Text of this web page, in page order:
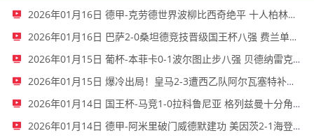
2026年01月16日 德甲-克劳德世界波柳比西奇绝平 十人柏林联合1-1奥格斯堡
2026年01月16日 巴萨2-0桑坦德竞技晋级国王杯八强 费兰单刀球破门亚马尔建功
2026年01月15日 葡杯-本菲卡0-1波尔图止步八强 贝德纳雷克制胜帕夫利季斯失良机
2026年01月15日 爆冷出局！皇马2-3遭西乙队阿尔瓦塞特补时绝杀 无缘国王杯8强
2026年01月14日 国王杯-马竞1-0拉科鲁尼亚 格列兹曼十分角任意球破门+远射中横梁
2026年01月14日 德甲-阿米里破门威德默建功 美因茨2-1海登海姆